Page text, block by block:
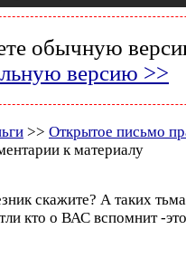
обычную
версию >>
>> Открытое письмо
к материалу
скажите? А таких
кто о ВАС вспомнит -